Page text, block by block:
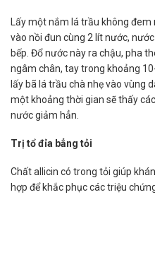
Lấy một nắm lá trầu không đem
vào nồi đun cùng 2 lít nước,
bếp. Đổ nước này ra chậu, pha
ngâm chân, tay trong khoảng
lấy bã lá trầu chà nhẹ vào vùng
một khoảng thời gian sẽ thấy
nước giảm hẳn.
Trị tổ đỉa bẳng tỏi
Chất allicin có trong tỏi giúp
hợp để khắc phục các triệu